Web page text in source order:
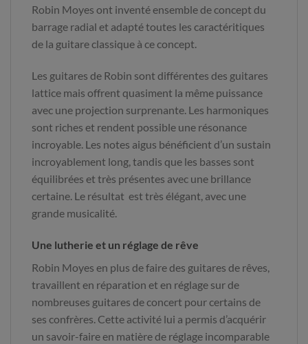
Robin Moyes ont inventé ensemble de concept du
barrage radial et adapté toutes les caractéritiques
de la guitare classique à ce concept.
Les guitares de Robin sont différentes des guitares
lattice mais offrent quasiment la même puissance
avec une projection surprenante. Les harmoniques
sont riches et rendent possible une résonance
incroyable. Les notes aigus bénéficient d’un sustain
incroyablement long, tandis que les basses sont
équilibrées et très présentes avec une brillance
certaine. Le résultat est très élégant, avec une
grande musicalité.
Une lutherie et un réglage de rêve
Robin Moyes en plus de faire des guitares de rêves,
travaillent en réparation et en réglage sur de
nombreuses guitares de concert pour certains de
ses confrères. Cette activité lui a permis d’acquérir
un savoir-faire en matière de réglage incomparable